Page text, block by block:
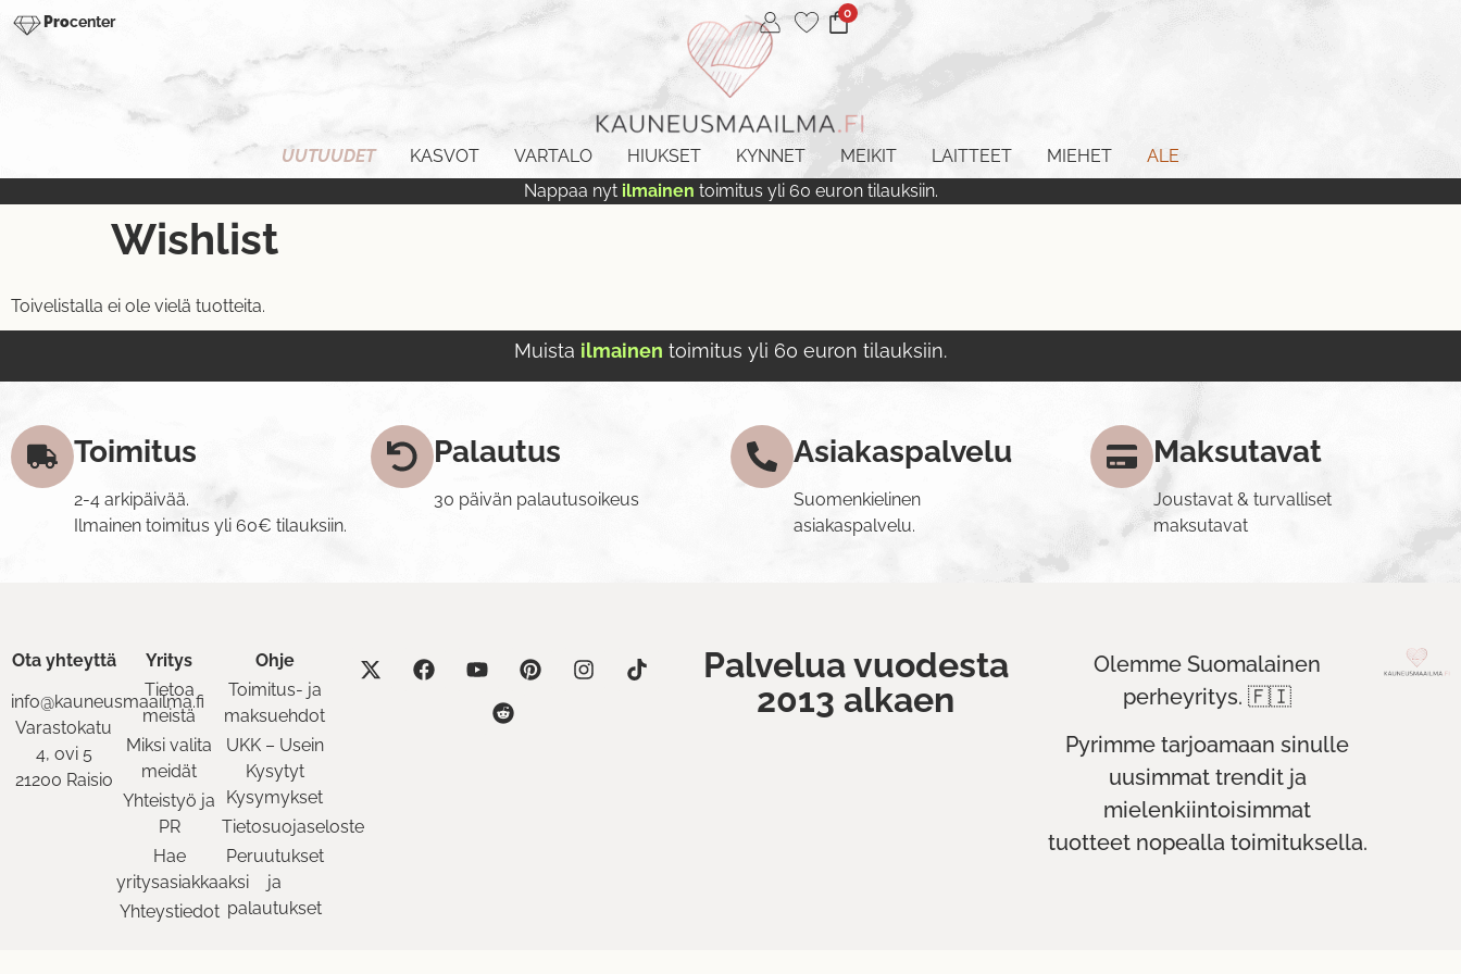
Procenter 0
UUTUUDET KASVOT VARTALO HIUKSET KYNNET MEIKIT LAITTEET MIEHET
ALE
Nappaa nyt ilmainen toimitus yli 60 euron tilauksiin.
Wishlist
Toivelistalla ei ole vielä tuotteita.
Muista ilmainen toimitus yli 60 euron tilauksiin.
Toimitus
2-4 arkipäivää.
Ilmainen toimitus yli 60€ tilauksiin.
Palautus
30 päivän palautusoikeus
Asiakaspalvelu
Suomenkielinen
asiakaspalvelu.
Maksutavat
Joustavat & turvalliset
maksutavat
Ota yhteyttä
info@kauneusmaailma.fi
Varastokatu
4, ovi 5
21200 Raisio
Yritys
Tietoa
meistä
Miksi valita
meidät
Yhteistyö ja
PR
Hae
yritysasiakkaaksi
Yhteystiedot
Ohje
Toimitus- ja
maksuehdot
UKK – Usein
Kysytyt
Kysymykset
Tietosuojaseloste
Peruutukset
ja
palautukset
Palvelua vuodesta
2013 alkaen
Olemme Suomalainen
perheyritys. 🇫🇮
Pyrimme tarjoamaan sinulle
uusimmat trendit ja
mielenkiintoisimmat
tuotteet nopealla toimituksella.